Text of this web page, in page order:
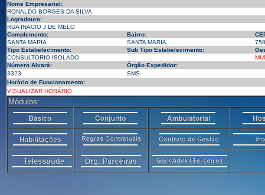
Nome Empresarial:
RONALDO BORGES DA SILVA
Logradouro:
RUA INACIO J DE MELO
Complemento:
Bairro:
SANTA MARIA
SANTA MARIA
Tipo Estabelecimento:
Sub Tipo Estabelecimento:
CONSULTORIO ISOLADO
Número Alvará:
Órgão Expedidor:
3323
SMS
Horário de Funcionamento:
VISUALIZAR HORÁRIO
Módulos: